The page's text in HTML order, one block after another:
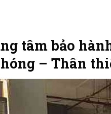
tâm bảo
– Thân